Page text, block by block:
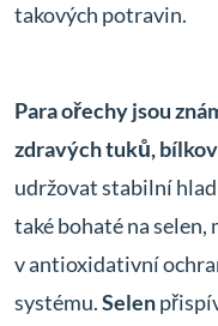
takových potravin.
Para ořechy jsou
zdravých tuků,
udržovat stabilní
také bohaté na
v antioxidativní
systému.Selen